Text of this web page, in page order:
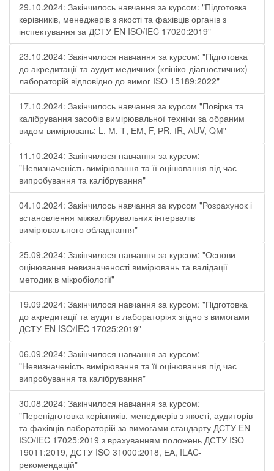
29.10.2024: Закінчилось навчання за курсом: "Підготовка
керівників, менеджерів з якості та фахівців органів з
інспектування за ДСТУ EN ISO/IEC 17020:2019"
23.10.2024: Закінчилося навчання за курсом: "Підготовка
до акредитації та аудит медичних (клініко-діагностичних)
лабораторій відповідно до вимог ISO 15189:2022"
17.10.2024: Закінчилось навчання за курсом "Повірка та
калібрування засобів вимірювальної техніки за обраним
видом вимірювань: L, М, Т, ЕМ, F, РR, ІR, АUV, QМ"
11.10.2024: Закінчилося навчання за курсом:
"Невизначеність вимірювання та її оцінювання під час
випробування та калібрування"
04.10.2024: Закінчилось навчання за курсом "Розрахунок і
встановлення міжкалібрувальних інтервалів
вимірювального обладнання"
25.09.2024: Закінчилося навчання за курсом: "Основи
оцінювання невизначеності вимірювань та валідації
методик в мікробіології"
19.09.2024: Закінчилося навчання за курсом: "Підготовка
до акредитації та аудит в лабораторіях згідно з вимогами
ДСТУ EN ISO/IEC 17025:2019"
06.09.2024: Закінчилося навчання за курсом:
"Невизначеність вимірювання та її оцінювання під час
випробування та калібрування"
30.08.2024: Закінчилося навчання за курсом:
"Перепідготовка керівників, менеджерів з якості, аудиторів
та фахівців лабораторій за вимогами стандарту ДСТУ EN
ISO/IEC 17025:2019 з врахуванням положень ДСТУ ISO
19011:2019, ДСТУ ISO 31000:2018, ЕА, ILAC-
рекомендацій"